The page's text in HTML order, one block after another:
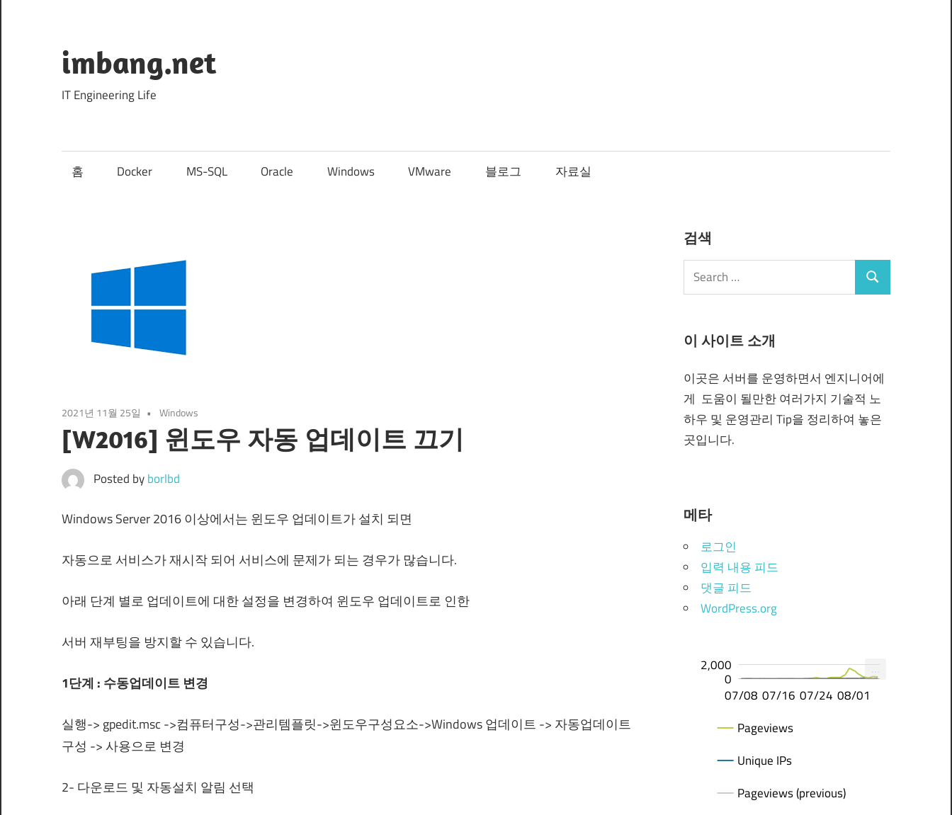
content
imbang.net
IT Engineering Life
홈 Docker MS-SQL Oracle Windows VMware 블로그 자료실
2021년 11월 25일 Windows
[W2016] 윈도우 자동 업데이트 끄기
Posted byborlbd
Windows Server 2016 이상에서는 윈도우 업데이트가 설치 되면
자동으로 서비스가 재시작 되어 서비스에 문제가 되는 경우가 많습니다.
아래 단계 별로 업데이트에 대한 설정을 변경하여 윈도우 업데이트로 인한
서버 재부팅을 방지할 수 있습니다.
1단계 : 수동업데이트 변경
실행-> gpedit.msc ->컴퓨터구성->관리템플릿->윈도우구성요소->Windows 업데이트 -> 자동업데이트
구성 -> 사용으로 변경
2- 다운로드 및 자동설치 알림 선택
검색
Search
for:
Search
이 사이트 소개
이곳은 서버를 운영하면서 엔지니어에
게 도움이 될만한 여러가지 기술적 노
하우 및 운영관리 Tip을 정리하여 놓은
곳입니다.
메타
로그인
입력 내용 피드
댓글 피드
WordPress.org
2,000
0
2,000
08/01
07/08
07/14
07/20
07/26 08/01
07/15
07/22
07/29
08/05 07/16 07/24
Pageviews
Unique IPs
Pageviews (previous)
...